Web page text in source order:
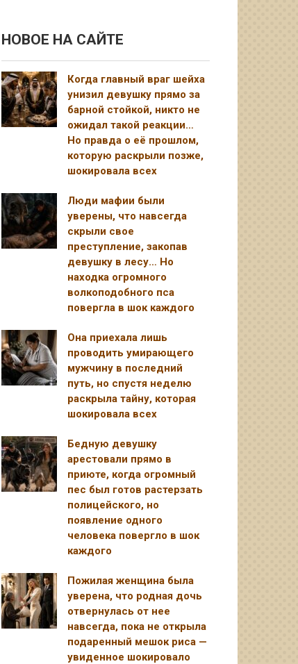
НОВОЕ НА САЙТЕ
Когда главный враг шейха
унизил девушку прямо за
барной стойкой, никто не
ожидал такой реакции…
Но правда о её прошлом,
которую раскрыли позже,
шокировала всех
Люди мафии были
уверены, что навсегда
скрыли свое
преступление, закопав
девушку в лесу… Но
находка огромного
волкоподобного пса
повергла в шок каждого
Она приехала лишь
проводить умирающего
мужчину в последний
путь, но спустя неделю
раскрыла тайну, которая
шокировала всех
Бедную девушку
арестовали прямо в
приюте, когда огромный
пес был готов растерзать
полицейского, но
появление одного
человека повергло в шок
каждого
Пожилая женщина была
уверена, что родная дочь
отвернулась от нее
навсегда, пока не открыла
подаренный мешок риса —
увиденное шокировало